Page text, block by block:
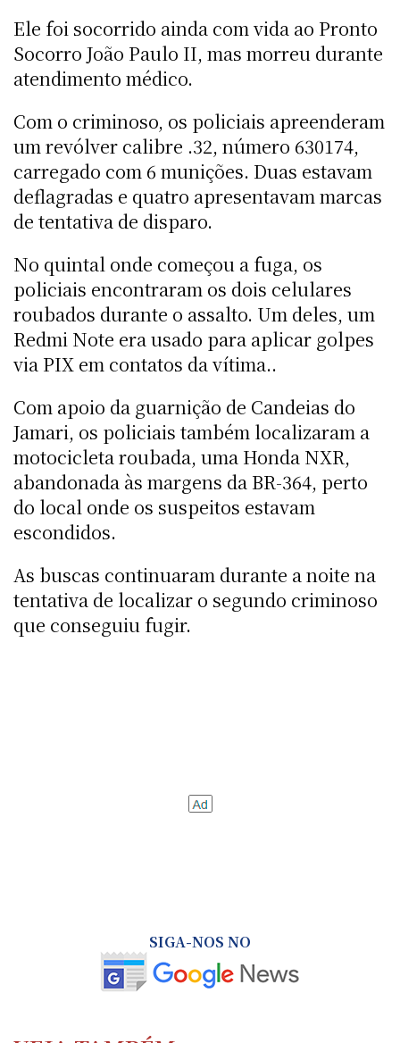
Ele foi socorrido ainda com vida ao Pronto
Socorro João Paulo II, mas morreu durante
atendimento médico.
Com o criminoso, os policiais apreenderam
um revólver calibre .32, número 630174,
carregado com 6 munições. Duas estavam
deflagradas e quatro apresentavam marcas
de tentativa de disparo.
No quintal onde começou a fuga, os
policiais encontraram os dois celulares
roubados durante o assalto. Um deles, um
Redmi Note era usado para aplicar golpes
via PIX em contatos da vítima..
Com apoio da guarnição de Candeias do
Jamari, os policiais também localizaram a
motocicleta roubada, uma Honda NXR,
abandonada às margens da BR-364, perto
do local onde os suspeitos estavam
escondidos.
As buscas continuaram durante a noite na
tentativa de localizar o segundo criminoso
que conseguiu fugir.
SIGA-NOS NO